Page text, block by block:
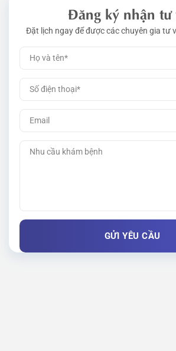
Đăng ký nhận tư
Đặt lịch ngay để được các chuyên gia tư